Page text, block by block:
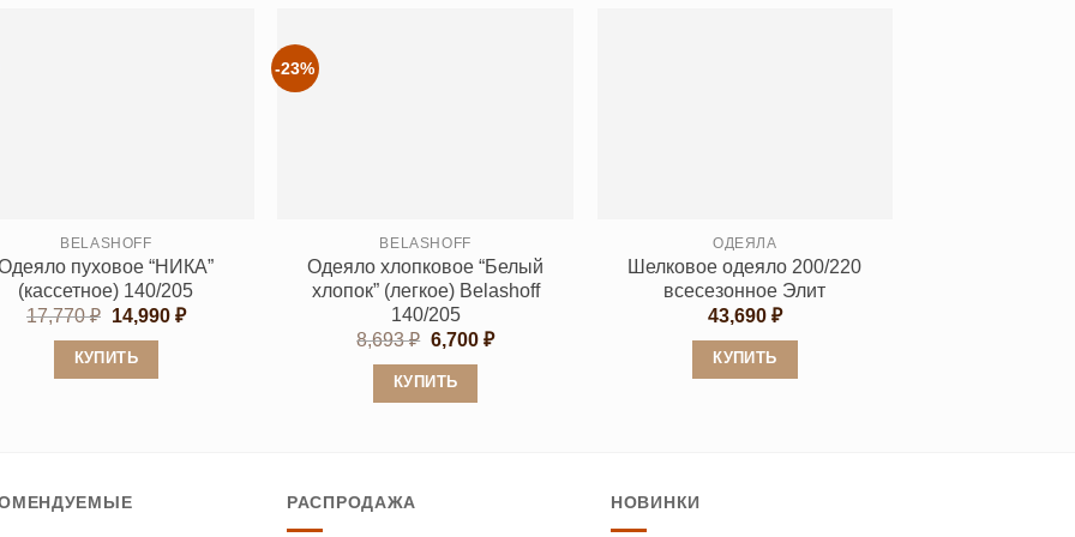
странице
товара.
BELASHOFF
пуховое “НИКА”
(кассетное) 140/205
17,770₽ Первоначальная
составляла
17,770 ₽.
14,990 ₽Текущая
КУПИТЬ
вариаций.
-23%
BELASHOFF
Одеяло хлопковое “Белый
хлопок” (легкое) Belashoff
140/205
8,693₽ Первоначальная
составляла
8,693 ₽.
6,700 ₽Текущая
КУПИТЬ
ОДЕЯЛА
Шелковое одеяло 200/220
всесезонное Элит
43,690 ₽
КУПИТЬ
РАСПРОДАЖА НОВИНКИ